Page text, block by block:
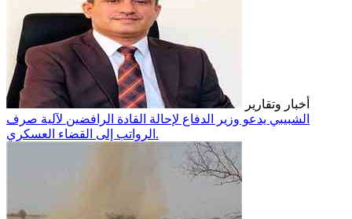
أخبار وتقارير
الشبيبي يدعو وزير الدفاع لإحالة القادة الرافضين لآلية صرف
الرواتب إلى القضاء العسكري.